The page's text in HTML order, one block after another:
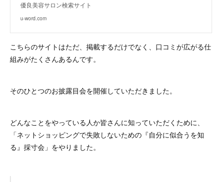
優良美容サロン検索サイト
u-word.com
こちらのサイトはただ、掲載するだけでなく、口コミが広がる仕
組みがたくさんあるんです。
そのひとつのお披露目会を開催していただきました。
どんなことをやっている人か皆さんに知っていただくために、
「ネットショッピングで失敗しないための『自分に似合うを知
る』採寸会」をやりました。